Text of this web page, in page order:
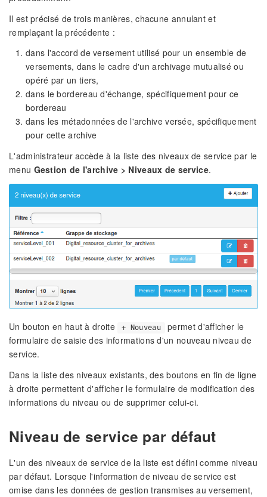
Il est précisé de trois manières, chacune annulant et
remplaçant la précédente :
dans l'accord de versement utilisé pour un ensemble de
versements, dans le cadre d'un archivage mutualisé ou
opéré par un tiers,
dans le bordereau d'échange, spécifiquement pour ce
bordereau
dans les métadonnées de l'archive versée, spécifiquement
pour cette archive
L'administrateur accède à la liste des niveaux de service par le
menu Gestion de l'archive > Niveaux de service.
Un bouton en haut à droite + Nouveau
permet d'afficher le
formulaire de saisie des informations d'un nouveau niveau de
service.
Dans la liste des niveaux existants, des boutons en fin de ligne
à droite permettent d'afficher le formulaire de modification des
informations du niveau ou de supprimer celui-ci.
Niveau de service par défaut
L'un des niveaux de service de la liste est défini comme niveau
par défaut. Lorsque l'information de niveau de service est
omise dans les données de gestion transmises au versement,